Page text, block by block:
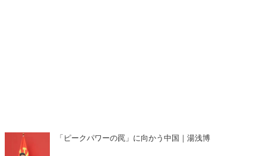
「ピークパワーの罠」に向かう中国｜湯浅博